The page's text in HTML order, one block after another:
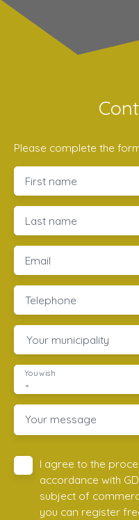
Please complete the
First name
Last name
Email
Telephone
Your municipality
-
You wish
Your message
I agree to the
accordance with
subject of
you can register